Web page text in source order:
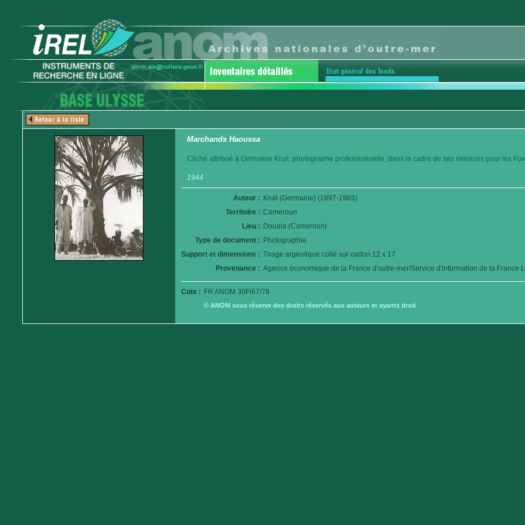
Marchands Haoussa
Cliché attribué à Germaine Krull, photographe professionnelle, dans le cadre de ses missions pour les
1944
Auteur : Krull (Germaine) (1897-1985)
Territoire : Cameroun
Lieu : Douala (Cameroun)
Type de document : Photographie
Support et dimensions : Tirage argentique collé sur carton 12 x 17
Provenance : Agence économique de la France d'outre-mer/Service d'information de la France
Cote : FR ANOM 30Fi67/78
© ANOM sous réserve des droits réservés aux auteurs et ayants droit